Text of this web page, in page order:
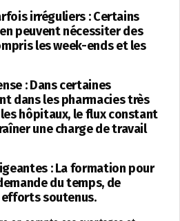
irréguliers : Certains
peuvent nécessiter des
les week-ends et les
: Dans certaines
dans les pharmacies très
hôpitaux, le flux constant
une charge de travail
: La formation pour
du temps, de
efforts soutenus.